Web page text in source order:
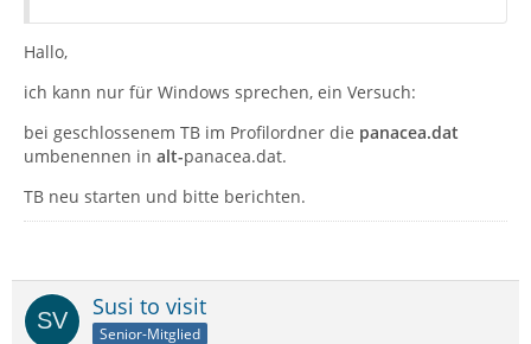
Hallo,
ich kann nur für Windows sprechen, ein Versuch:
bei geschlossenem TB im Profilordner die panacea.dat
umbenennen in alt-panacea.dat.
TB neu starten und bitte berichten.
Susi to visit
Senior-Mitglied